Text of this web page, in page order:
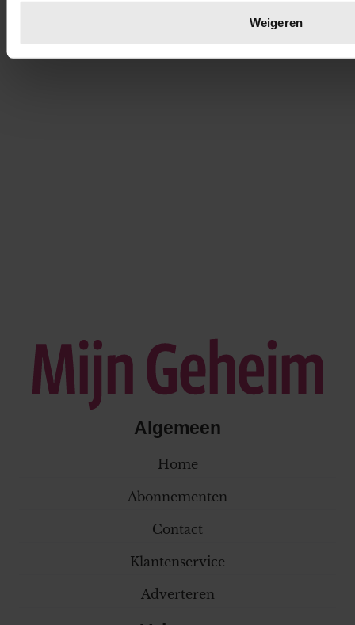
We gebruiken cookies om content en advertenties te
gebruik van onze site met onze partners voor social media,
Weigeren
Algemeen
Home
Abonnementen
Contact
Klantenservice
Adverteren